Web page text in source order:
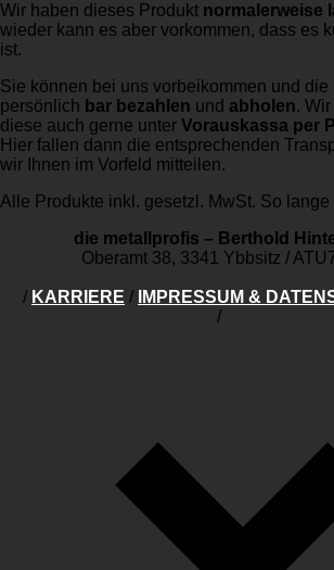
Wir haben dieses Produkt normalerweise
wieder kann es aber vorkommen, dass es
ist.
Sie können bei uns vorbeikommen und die
persönlich bar bezahlen und abholen.
diese auch gerne unter Vorauskassa per
Hier fallen dann die entsprechenden
wir Ihnen im Vorfeld mitteilen.
Alle Produkte inkl. gesetzl. MwSt. So lange
die metallprofis – Berthold
Oberamt 38, 3341 Ybbsitz /
/ KARRIERE / IMPRESSUM &
/